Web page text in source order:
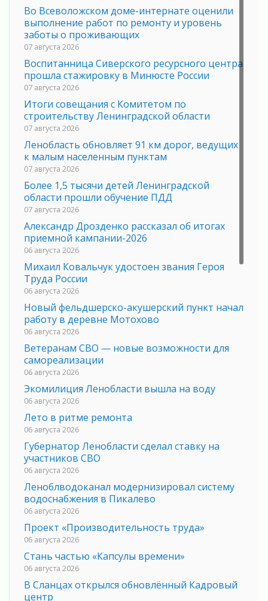
Во Всеволожском доме-интернате оценили
выполнение работ по ремонту и уровень
заботы о проживающих
07 августа 2026
Воспитанница Сиверского ресурсного центра
прошла стажировку в Минюсте России
07 августа 2026
Итоги совещания с Комитетом по
строительству Ленинградской области
07 августа 2026
Ленобласть обновляет 91 км дорог, ведущих
к малым населенным пунктам
07 августа 2026
Более 1,5 тысячи детей Ленинградской
области прошли обучение ПДД
07 августа 2026
Александр Дрозденко рассказал об итогах
приемной кампании-2026
06 августа 2026
Михаил Ковальчук удостоен звания Героя
Труда России
06 августа 2026
Новый фельдшерско-акушерский пункт начал
работу в деревне Мотохово
06 августа 2026
Ветеранам СВО — новые возможности для
самореализации
06 августа 2026
Экомилиция Ленобласти вышла на воду
06 августа 2026
Лето в ритме ремонта
06 августа 2026
Губернатор Ленобласти сделал ставку на
участников СВО
06 августа 2026
Леноблводоканал модернизировал систему
водоснабжения в Пикалево
06 августа 2026
Проект «Производительность труда»
06 августа 2026
Стань частью «Капсулы времени»
06 августа 2026
В Сланцах открылся обновлённый Кадровый
центр